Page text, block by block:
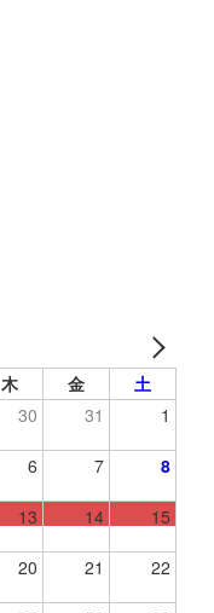
木 金
土
30 31 1
6 7 8
13 14 15
20 21 22